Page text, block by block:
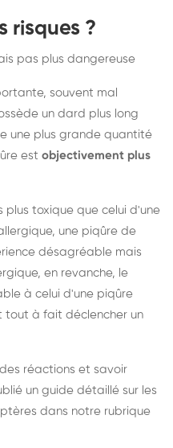
risques ?
pas plus dangereuse
souvent mal
un dard plus long
une plus grande quantité
est objectivement plus
plus toxique que celui d'une
une piqûre de
désagréable mais
en revanche, le
à celui d'une piqûre
à fait déclencher un
réactions et savoir
un guide détaillé sur les
dans notre rubrique